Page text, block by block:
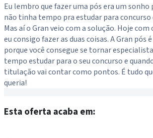
Eu lembro que fazer uma pós era um sonho
não tinha tempo pra estudar para concurso
Mas aí o Gran veio com a solução. Hoje
eu consigo fazer as duas coisas. A Gran pós
porque você consegue se tornar
tempo estudar para o seu concurso e
titulação vai contar como pontos. É tudo
queria!
Esta oferta acaba em: